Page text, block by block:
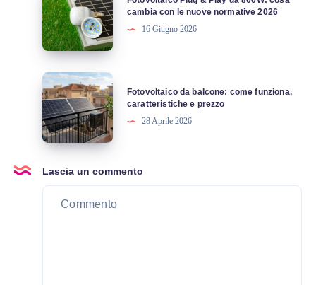
vecchi
pannelli
Plug
&
Play
800W:
cosa
cambia
con
nuove
normative
2026
cambia con le nuove normative 2026
16 Giugno 2026
Fotovoltaico
da
balcone:
come
funziona,
caratteristiche
e
prezzo
Fotovoltaico da balcone: come funziona,
caratteristiche e prezzo
28 Aprile 2026
Lascia un commento